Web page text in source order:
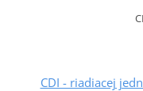
CDI - riadiacej